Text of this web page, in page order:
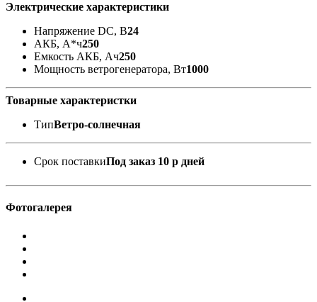
Электрические характеристики
Напряжение DC, В24
АКБ, А*ч250
Емкость АКБ, Ач250
Мощность ветрогенератора, Вт1000
Товарные характеристки
ТипВетро-солнечная
Срок поставкиПод заказ 10 р дней
Фотогалерея